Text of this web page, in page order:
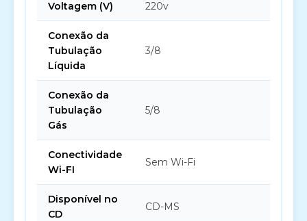
Voltagem (V) 220v
Conexão da
Tubulação
Líquida
3/8
Conexão da
Tubulação
Gás
5/8
Conectividade
Wi-FI
Sem Wi-Fi
Disponível no
CD
CD-MS